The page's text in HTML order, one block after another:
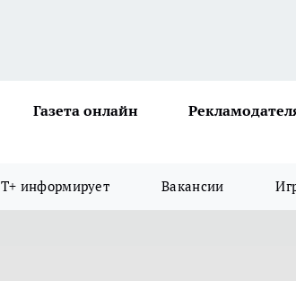
Газета онлайн
Т+ информирует Вакансии